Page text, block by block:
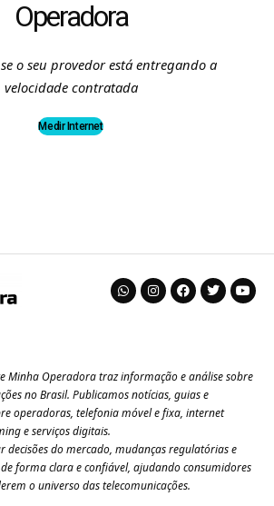
Operadora
o seu provedor está entregando a
velocidade contratada
Medir Internet
Minha Operadora traz informação e análise sobre
no Brasil. Publicamos notícias, guias e
operadoras, telefonia móvel e fixa, internet
e serviços digitais.
decisões do mercado, mudanças regulatórias e
forma clara e confiável, ajudando consumidores
o universo das telecomunicações.